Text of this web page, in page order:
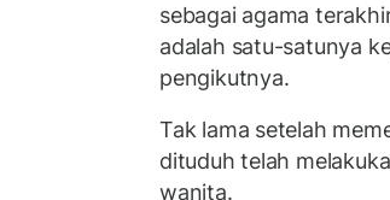
sebagai agama
adalah satu-satunya
pengikutnya.
Tak lama setelah
dituduh telah
wanita.